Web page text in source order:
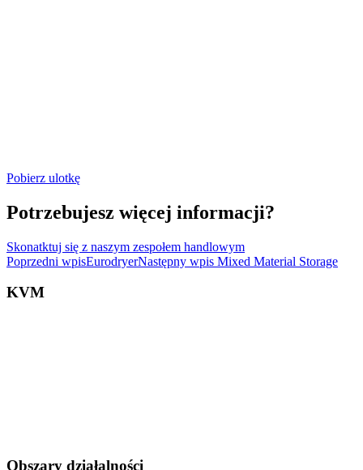
Pobierz ulotkę
Potrzebujesz więcej informacji?
Skonatktuj się z naszym zespołem handlowym
Poprzedni wpisEurodryerNastępny wpis Mixed Material Storage
KVM
Obszary działalności